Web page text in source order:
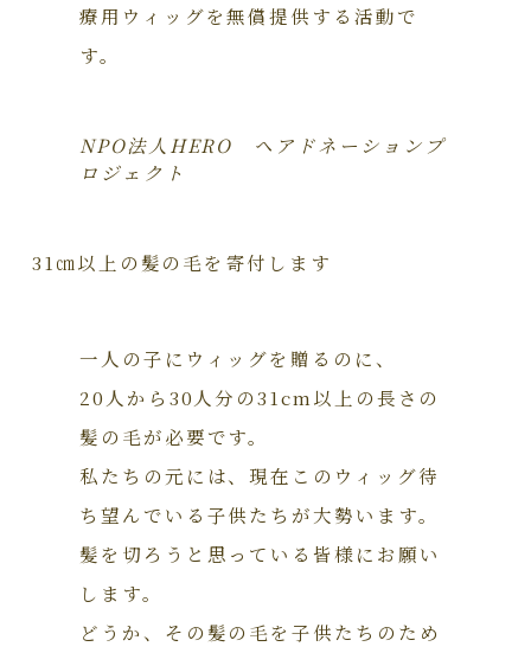
療用ウィッグを無償提供する活動で
す。
NPO法人HERO ヘアドネーションプ
ロジェクト
31㎝以上の髪の毛を寄付します
一人の子にウィッグを贈るのに、
20人から30人分の31cm以上の長さの
髪の毛が必要です。
私たちの元には、現在このウィッグ待
ち望んでいる子供たちが大勢います。
髪を切ろうと思っている皆様にお願い
します。
どうか、その髪の毛を子供たちのため